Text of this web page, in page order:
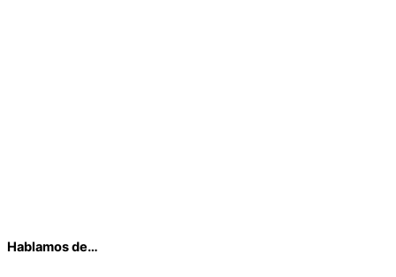
Hablamos de…